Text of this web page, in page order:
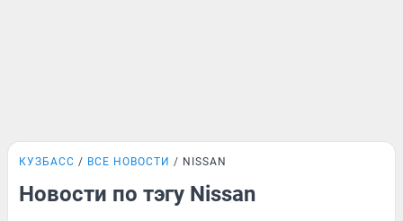
КУЗБАСС ВСЕ НОВОСТИ NISSAN
Новости по тэгу Nissan